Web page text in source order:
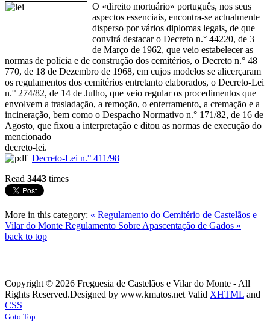
O «direito mortuário» português, nos seus
aspectos essenciais, encontra-se actualmente
disperso por vários diplomas legais, de que
convirá destacar o Decreto n.° 44220, de 3
de Março de 1962, que veio estabelecer as
normas de polícia e de construção dos cemitérios, o Decreto n.° 48
770, de 18 de Dezembro de 1968, em cujos modelos se alicerçaram
os regulamentos dos cemitérios entretanto elaborados, o Decreto-Lei
n.° 274/82, de 14 de Julho, que veio regular os procedimentos que
envolvem a trasladação, a remoção, o enterramento, a cremação e a
incineração, bem como o Despacho Normativo n.° 171/82, de 16 de
Agosto, que fixou a interpretação e ditou as normas de execução do
mencionado
decreto-lei.
Decreto-Lei n.° 411/98
Read 3443 times
More in this category: « Regulamento do Cemitério de Castelãos e
Vilar do Monte Regulamento Sobre Apascentação de Gados »
back to top
Copyright © 2026 Freguesia de Castelãos e Vilar do Monte - All
Rights Reserved.Designed by www.kmatos.net Valid XHTML and
CSS
Goto Top